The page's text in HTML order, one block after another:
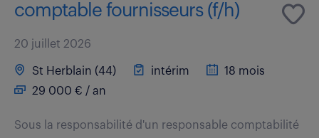
comptable fournisseurs (f/h)
20 juillet 2026
St Herblain (44) intérim
18 mois
29 000 € / an
Sous la responsabilité d'un responsable comptabilité